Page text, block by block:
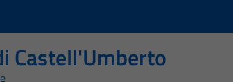
Castell'Umberto